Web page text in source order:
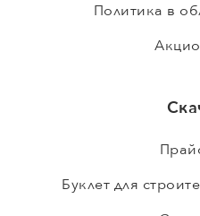
Политика в
Буклет для